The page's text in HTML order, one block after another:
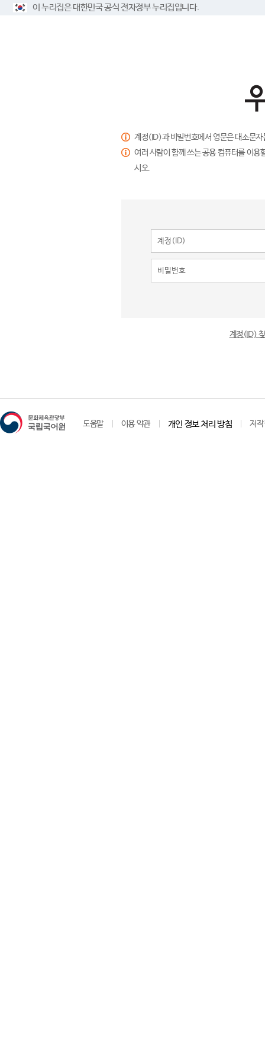
이 누리집은 대한민국 공식 전자정부 누리집입니다.
계정(ID)과 비밀번호에서 영문은 대소문
여러 사람이 함께 쓰는 공용 컴퓨터를 이
시오.
계정(ID)
도움말 이용 약관 개인 정보 처리 방침 저